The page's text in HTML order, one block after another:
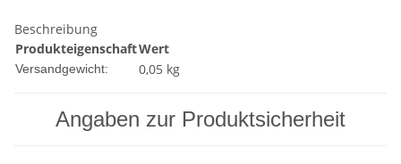
Beschreibung
ProdukteigenschaftWert
Versandgewicht: 0,05 kg
Angaben zur Produktsicherheit